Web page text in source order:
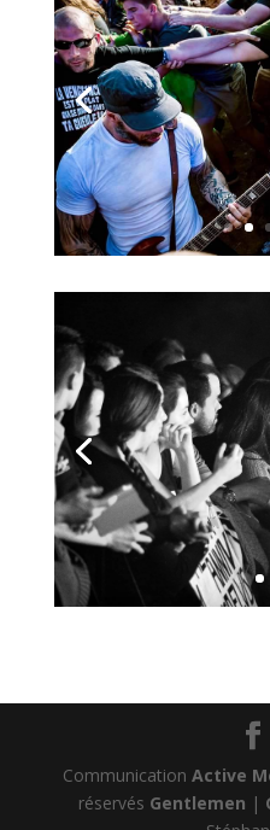
CommunicationActive
réservés Gentlemen |